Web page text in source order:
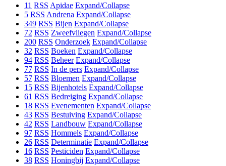
11 RSS Apidae Expand/Collapse
5 RSS Andrena Expand/Collapse
349 RSS Bijen Expand/Collapse
72 RSS Zweefvliegen Expand/Collapse
200 RSS Onderzoek Expand/Collapse
32 RSS Boeken Expand/Collapse
94 RSS Beheer Expand/Collapse
77 RSS In de pers Expand/Collapse
57 RSS Bloemen Expand/Collapse
15 RSS Bijenhotels Expand/Collapse
61 RSS Bedreiging Expand/Collapse
18 RSS Evenementen Expand/Collapse
43 RSS Bestuiving Expand/Collapse
42 RSS Landbouw Expand/Collapse
97 RSS Hommels Expand/Collapse
26 RSS Determinatie Expand/Collapse
16 RSS Pesticiden Expand/Collapse
38 RSS Honingbij Expand/Collapse